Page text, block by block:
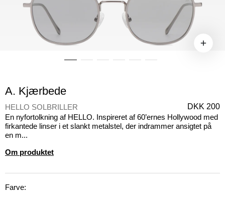
A. Kjærbede
HELLO SOLBRILLER
DKK 200
En nyfortolkning af HELLO. Inspireret af 60’ernes Hollywood med
firkantede linser i et slankt metalstel, der indrammer ansigtet på
en m...
Om produktet
Farve: